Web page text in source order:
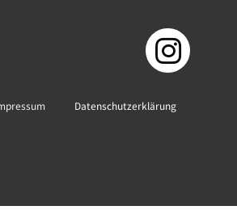
Datenschutzerklärung